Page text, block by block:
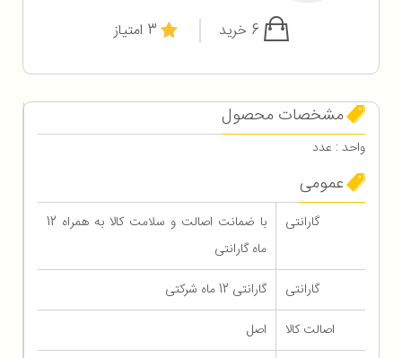
3 امتیاز
مشخصات محصول
واحد : عدد
عمومی
گارانتی
با ضمانت اصالت و سلامت کالا به همراه 12
ماه گارانتی
گارانتی
گارانتی 12 ماه شرکتی
اصالت کالا
اصل